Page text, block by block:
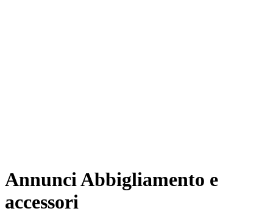
Annunci Abbigliamento e
accessori